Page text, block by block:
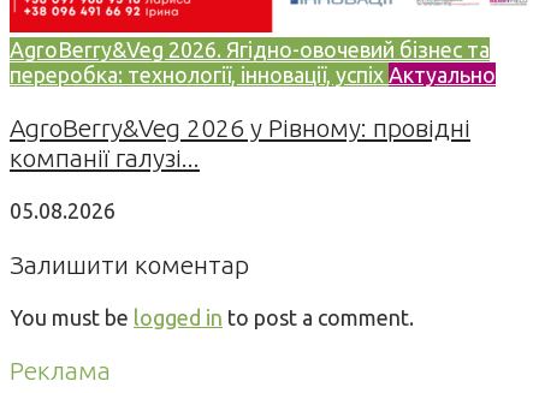
AgroBerry&Veg 2026. Ягідно-овочевий бізнес та
переробка: технології, інновації, успіх Актуально
AgroBerry&Veg 2026 у Рівному: провідні
компанії галузі...
05.08.2026
Залишити коментар
You must be logged in to post a comment.
Реклама